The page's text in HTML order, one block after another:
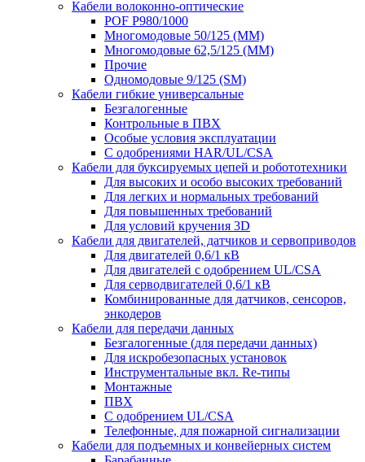
Кабели волоконно-оптические
POF P980/1000
Многомодовые 50/125 (ММ)
Многомодовые 62,5/125 (ММ)
Прочие
Одномодовые 9/125 (SM)
Кабели гибкие универсальные
Безгалогенные
Контрольные в ПВХ
Особые условия эксплуатации
С одобрениями HAR/UL/CSA
Кабели для буксируемых цепей и робототехники
Для высоких и особо высоких требований
Для легких и нормальных требований
Для повышенных требований
Для условий кручения 3D
Кабели для двигателей, датчиков и сервоприводов
Для двигателей 0,6/1 кВ
Для двигателей с одобрением UL/CSA
Для серводвигателей 0,6/1 кВ
Комбинированные для датчиков, cенсоров,
энкодеров
Кабели для передачи данных
Безгалогенные (для передачи данных)
Для искробезопасных установок
Инструментальные вкл. Re-типы
Монтажные
ПВХ
С одобрением UL/CSA
Телефонные, для пожарной сигнализации
Кабели для подъемных и конвейерных систем